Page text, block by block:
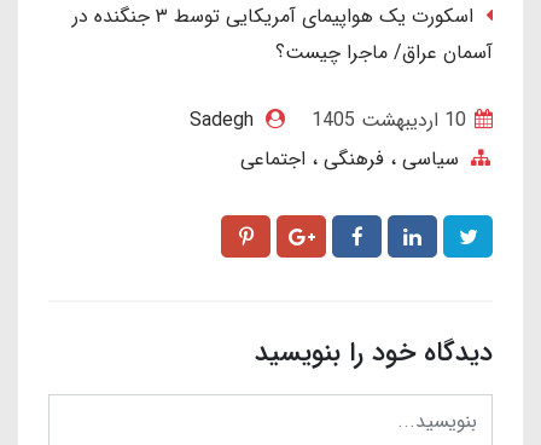
اسکورت یک هواپیمای آمریکایی توسط ۳ جنگنده در
آسمان عراق/ ماجرا چیست؟
Sadegh
سیاسی ، فرهنگی ، اجتماعی
دیدگاه خود را بنویسید